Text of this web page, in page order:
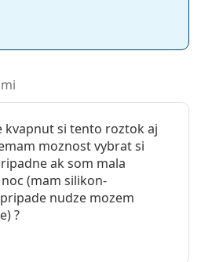
kvapnut si tento roztok aj
moznost vybrat si
ak som mala
(mam silikon-
nudze mozem
?